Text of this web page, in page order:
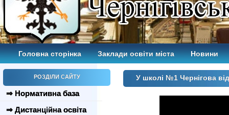
Головна сторінка Заклади освіти міста Новини
РОЗДІЛИ САЙТУ
⇒ Нормативна база
⇒ Дистанційна освіта
У школі №1 Чернігова